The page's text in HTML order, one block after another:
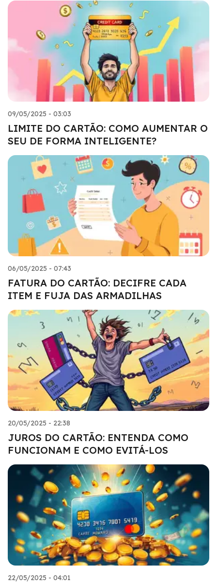
09/05/2025 - 03:03
LIMITE DO CARTÃO: COMO AUMENTAR O
SEU DE FORMA INTELIGENTE?
06/05/2025 - 07:43
FATURA DO CARTÃO: DECIFRE CADA
ITEM E FUJA DAS ARMADILHAS
20/05/2025 - 22:38
JUROS DO CARTÃO: ENTENDA COMO
FUNCIONAM E COMO EVITÁ-LOS
22/05/2025 - 04:01